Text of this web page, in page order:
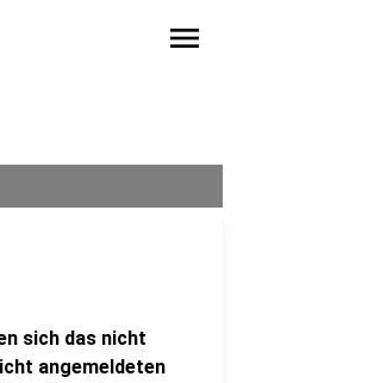
menu
sich das nicht
angemeldeten